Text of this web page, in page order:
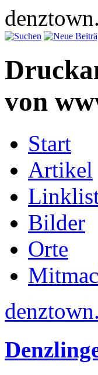
von
Start
Artikel
Bilder
Orte